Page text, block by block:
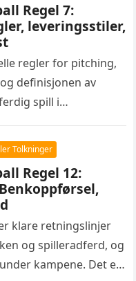
Regel 7:
leveringsstiler,
regler for pitching,
definisjonen av
spill i
Tolkninger
Regel 12:
klare retningslinjer
og spilleradferd, og
kampene. Det er